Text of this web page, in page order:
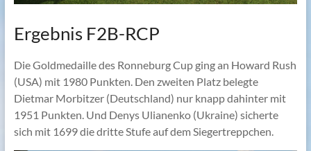
Ergebnis F2B-RCP
Die Goldmedaille des Ronneburg Cup ging an Howard Rush
(USA) mit 1980 Punkten. Den zweiten Platz belegte
Dietmar Morbitzer (Deutschland) nur knapp dahinter mit
1951 Punkten. Und Denys Ulianenko (Ukraine) sicherte
sich mit 1699 die dritte Stufe auf dem Siegertreppchen.